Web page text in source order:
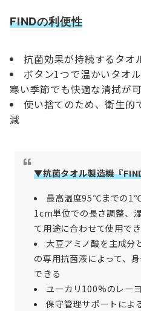
FINDの利便性
抗菌効果が持続するタオ
ボタン1つで温かいタオ
寒い季節でも快適な清拭が
使い捨てのため、衛生的
減
▼抗菌タオル製造機『
最高温度95℃までの
1cm単位での長さ調整、
て用途に合わせて使用で
大豆アミノ酸を主成分
の専用抗菌液によって、
できる
ユーカリ100%のレー
保守管理サポートによ